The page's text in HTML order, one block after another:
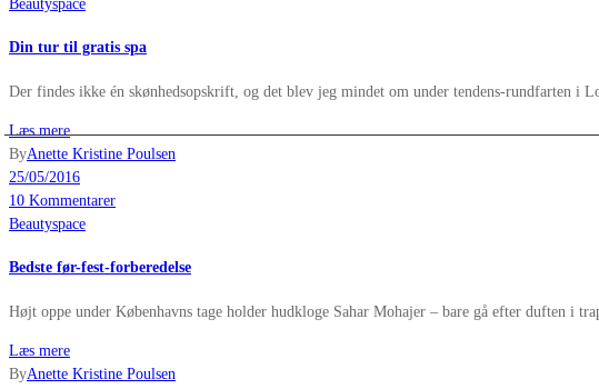
Beautyspace
Din tur til gratis spa
Der findes ikke én skønhedsopskrift, og det blev jeg mindet om under tendens-rundfarten
Læs mere
ByAnette Kristine Poulsen
25/05/2016
10 Kommentarer
Beautyspace
Bedste før-fest-forberedelse
Højt oppe under Københavns tage holder hudkloge Sahar Mohajer – bare gå efter duften i
Læs mere
ByAnette Kristine Poulsen